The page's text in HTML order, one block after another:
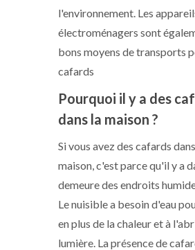
l'environnement. Les
électroménagers sont
bons moyens de transports
cafards
Pourquoi il y a des
dans la maison ?
Si vous avez des cafards
maison, c'est parce qu'il y a
demeure des endroits
Le nuisible a besoin d'eau
en plus de la chaleur et à
lumière. La présence de